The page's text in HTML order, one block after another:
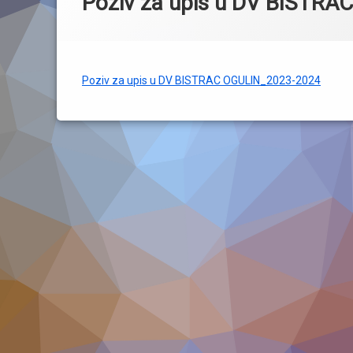
Poziv za upis u DV BISTRAC OGULIN_2023-2024